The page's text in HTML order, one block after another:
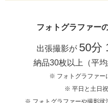
フォトグラファー
出張撮影が 50分
納品30枚以上（平
※ フォトグラファー
※ 平日と土日